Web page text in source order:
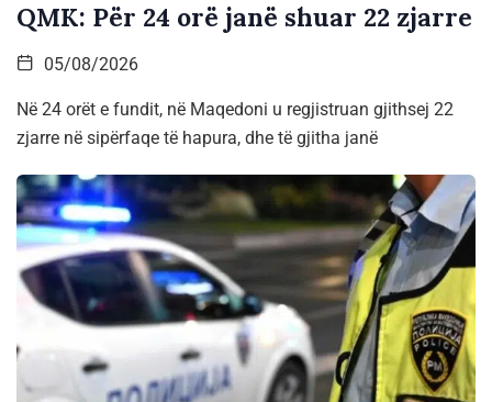
QMK: Për 24 orë janë shuar 22 zjarre
05/08/2026
Në 24 orët e fundit, në Maqedoni u regjistruan gjithsej 22
zjarre në sipërfaqe të hapura, dhe të gjitha janë